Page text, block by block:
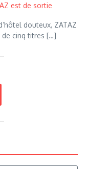
est de sortie
douteux, ZATAZ
de cinq titres […]